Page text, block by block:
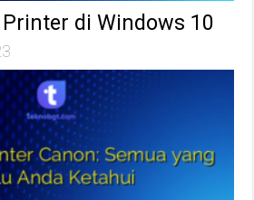
di Windows 10